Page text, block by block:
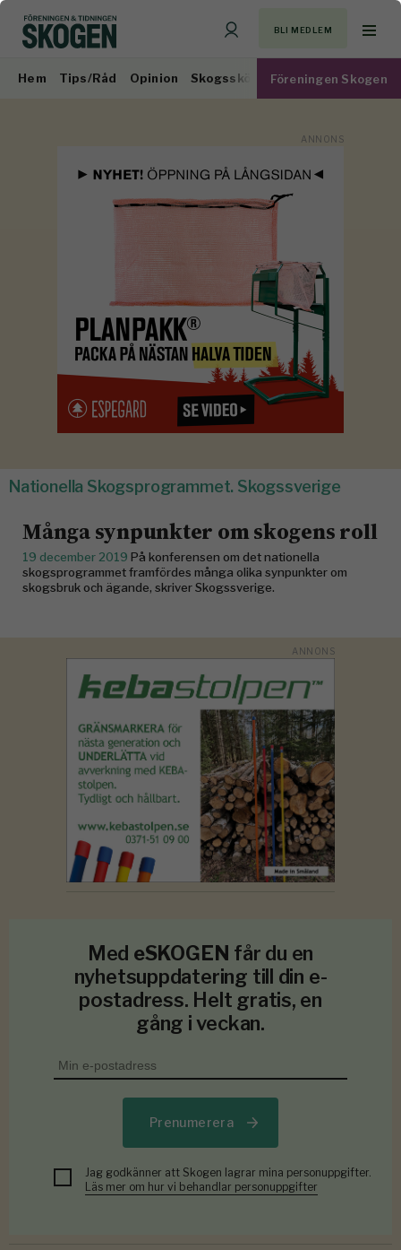
BLI MEDLEM
Hem Tips/Råd Opinion Skogsskötsel Virkesmarknad
Föreningen Skogen
Nationella Skogsprogrammet. Skogssverige
Många synpunkter om skogens roll
19 december 2019 På konferensen om det nationella
skogsprogrammet framfördes många olika synpunkter om
skogsbruk och ägande, skriver Skogssverige.
Med eSKOGEN får du en
nyhetsuppdatering till din e-
postadress. Helt gratis, en
gång i veckan.
Prenumerera
Jag godkänner att Skogen lagrar mina personuppgifter.
Läs mer om hur vi behandlar personuppgifter